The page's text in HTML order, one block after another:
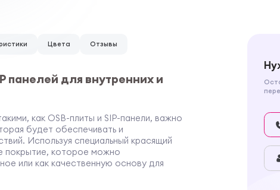
Цвета Отзывы
панелей для внутренних и
как OSB-плиты и SIP-панели, важно
будет обеспечивать и
Используя специальный красящий
покрытие, которое можно
или как качественную основу для